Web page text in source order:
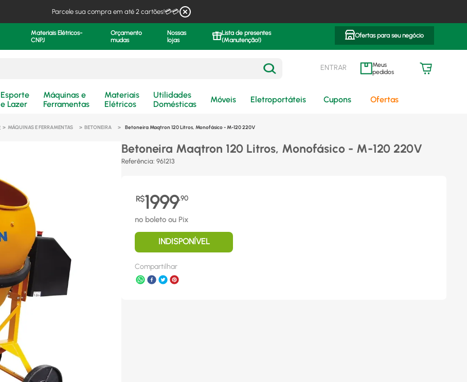
Parcele sua compra em até 2 cartões!💳💳
Materiais Elétricos-
CNPJ
Orçamento
mudas
Nossas
lojas
Lista de presentes
(Manutenção!)
Ofertas para seu negócio
ENTRAR meus pedidos
Esporte
e Lazer
Máquinas e
Ferramentas
Materiais
Elétricos
Utilidades
Domésticas
Móveis Eletroportáteis Cupons Ofertas
MÁQUINAS E FERRAMENTAS BETONEIRA Betoneira Maqtron 120 Litros, Monofásico - M-120 220V
Betoneira Maqtron 120 Litros, Monofásico - M-120 220V
Referência: 961213
R$1999,90
no boleto ou Pix
INDISPONÍVEL
Compartilhar